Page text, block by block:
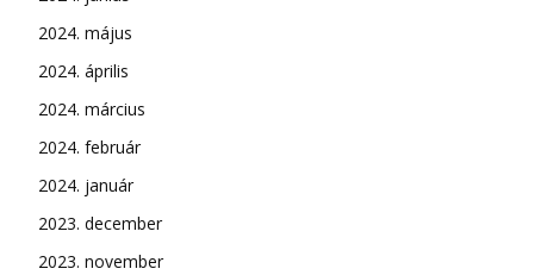
2024. május
2024. április
2024. március
2024. február
2024. január
2023. december
2023. november